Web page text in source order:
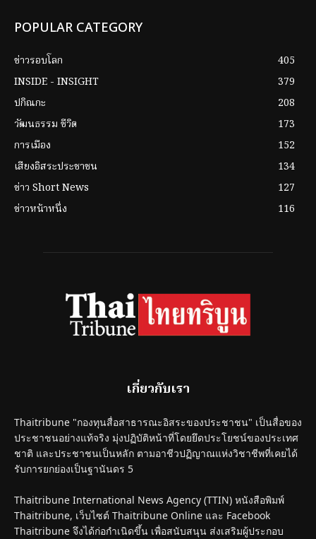
POPULAR CATEGORY
ข่าวรอบโลก
405
INSIDE - INSIGHT
379
ปกิณกะ
208
วัฒนธรรม ชีวิต
173
การเมือง
152
เสียงอิสระประชาชน
134
ข่าว Short News
127
ข่าวหน้าหนึ่ง
116
เกี่ยวกับเรา
Thaitribune "กองทุนสื่อสาธารณะอิสระของประชาชน" เป็นสื่อของ
ประชาชนอย่างแท้จริง มุ่งปฏิบัติหน้าที่โดยยึดประโยชน์ของประเทศ
ชาติ และประชาชนเป็นหลัก ตามอาชีวปฏิญาณแห่งวิชาชีพที่เคยได้
รับการยกย่องเป็นฐานันดร 5
Thaitribune International News Agency (TTIN) หนังสือพิมพ์
Thaitribune, เว็บไซต์ Thaitribune Online และ Facebook
Thaitribune จึงได้ก่อกำเนิดขึ้น เพื่อสนับสนุน ส่งเสริมผู้ประกอบ